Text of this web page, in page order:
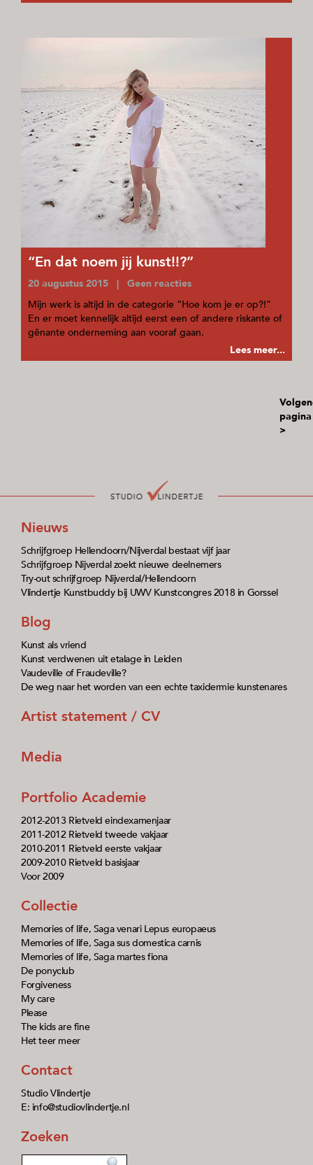
“En dat noem jij kunst!!?”
20 augustus 2015 | Geen reacties
Mijn werk is altijd in de categorie “Hoe kom je er op?!”
En er moet kennelijk altijd eerst een of andere riskante of
gênante onderneming aan vooraf gaan.
Lees meer...
pagina
>
Nieuws
Schrijfgroep Hellendoorn/Nijverdal bestaat vijf jaar
Schrijfgroep Nijverdal zoekt nieuwe deelnemers
Try-out schrijfgroep Nijverdal/Hellendoorn
Vlindertje Kunstbuddy bij UWV Kunstcongres 2018 in Gorssel
Blog
Kunst als vriend
Kunst verdwenen uit etalage in Leiden
Vaudeville of Fraudeville?
De weg naar het worden van een echte taxidermie kunstenares
Artist statement / CV
Media
Portfolio Academie
2012-2013 Rietveld eindexamenjaar
2011-2012 Rietveld tweede vakjaar
2010-2011 Rietveld eerste vakjaar
2009-2010 Rietveld basisjaar
Voor 2009
Collectie
Memories of life, Saga venari Lepus europaeus
Memories of life, Saga sus domestica carnis
Memories of life, Saga martes fiona
De ponyclub
Forgiveness
My care
Please
The kids are fine
Het teer meer
Contact
Studio Vlindertje
E: info@studiovlindertje.nl
Zoeken